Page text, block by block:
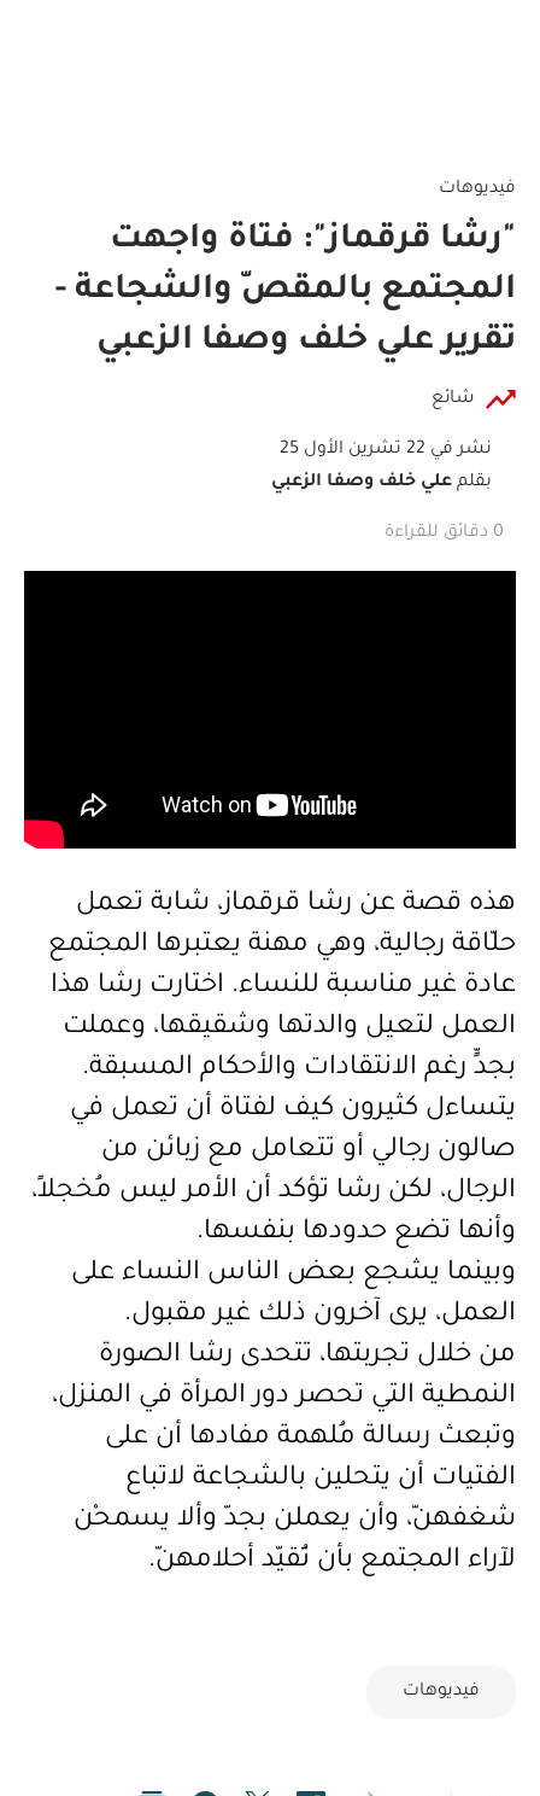
فيديوهات
"رشا قرقماز": فتاة واجهت
المجتمع بالمقصّ والشجاعة -
تقرير علي خلف وصفا الزعبي
شائع
نشر في 22 تشرين الأول 25
بقلم علي خلف وصفا الزعبي
0 دقائق للقراءة
هذه قصة عن رشا قرقماز، شابة تعمل
حلّاقة رجالية، وهي مهنة يعتبرها المجتمع
عادة غير مناسبة للنساء. اختارت رشا هذا
العمل لتعيل والدتها وشقيقها، وعملت
بجدٍّ رغم الانتقادات والأحكام المسبقة.
يتساءل كثيرون كيف لفتاة أن تعمل في
صالون رجالي أو تتعامل مع زبائن من
الرجال، لكن رشا تؤكد أن الأمر ليس مُخجلاً،
وأنها تضع حدودها بنفسها.
وبينما يشجع بعض الناس النساء على
العمل، يرى آخرون ذلك غير مقبول.
من خلال تجربتها، تتحدى رشا الصورة
النمطية التي تحصر دور المرأة في المنزل،
وتبعث رسالة مُلهمة مفادها أن على
الفتيات أن يتحلين بالشجاعة لاتباع
شغفهنّ، وأن يعملن بجدّ وألا يسمحْن
لآراء المجتمع بأن تُقيّد أحلامهنّ.
فيديوهات